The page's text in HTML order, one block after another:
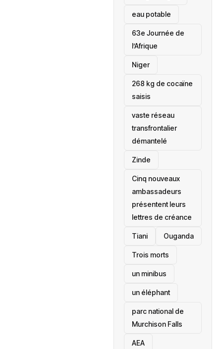
eau potable
63e Journée de
l’Afrique
‎Niger
268 kg de cocaïne
saisis
vaste réseau
transfrontalier
démantelé
Zinde
Cinq nouveaux
ambassadeurs
présentent leurs
lettres de créance
Tiani ‎Ouganda
Trois morts
un minibus
un éléphant
parc national de
Murchison Falls
AEA